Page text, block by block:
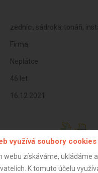
zedníci, sádrokartonáři,
Firma
Neplátce
46 let
16.12.2021
využívá soubory cookies
webu získáváme, ukládáme
K tomuto účelu